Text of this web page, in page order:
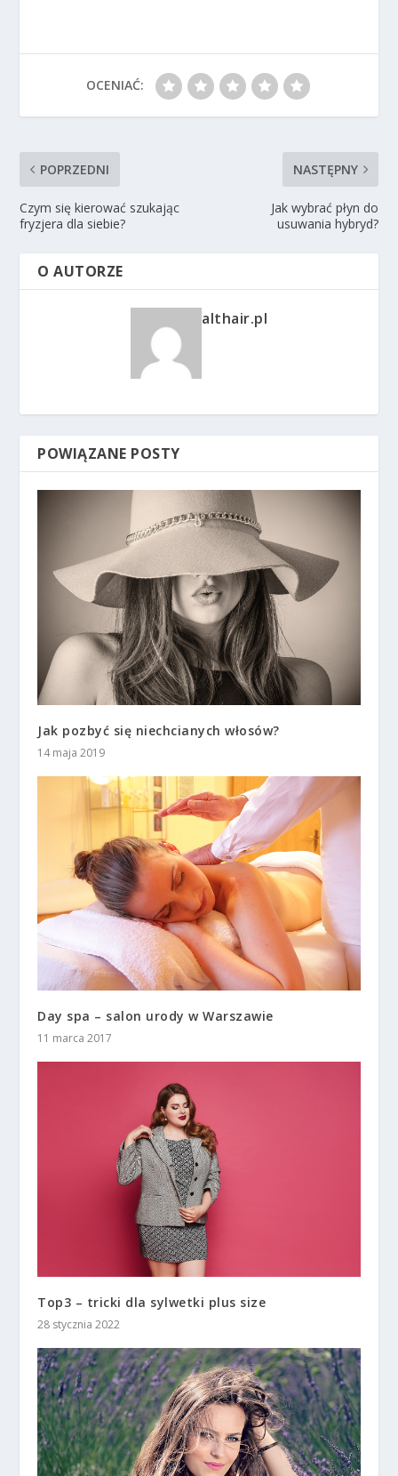
OCENIAĆ:
POPRZEDNI
Czym się kierować szukając
fryzjera dla siebie?
NASTĘPNY
Jak wybrać płyn do
usuwania hybryd?
O AUTORZE
althair.pl
POWIĄZANE POSTY
Jak pozbyć się niechcianych włosów?
14 maja 2019
Day spa – salon urody w Warszawie
11 marca 2017
Top3 – tricki dla sylwetki plus size
28 stycznia 2022